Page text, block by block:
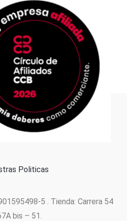
i
n
p
de pago
Politicas
5 . Tienda: Carrera 54
bis – 51.